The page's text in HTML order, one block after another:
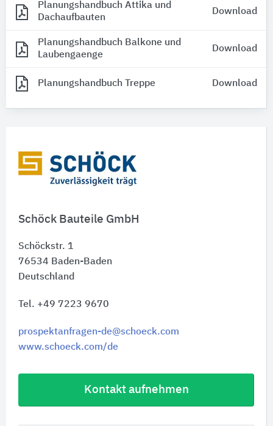
Schöck Bauteile GmbH
Schöckstr. 1
76534 Baden-Baden
Deutschland
Tel. +49 7223 9670
prospektanfragen-de@schoeck.com
www.schoeck.com/de
Kontakt aufnehmen
Planungshandbuch Attika und
Dachaufbauten
Download
Planungshandbuch Balkone und
Laubengaenge
Download
Planungshandbuch Treppe Download